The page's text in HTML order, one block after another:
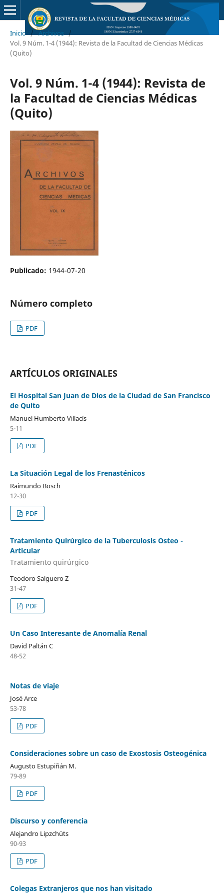
Inicio / Archivos /
Vol. 9 Núm. 1-4 (1944): Revista de la Facultad de Ciencias Médicas
(Quito)
Vol. 9 Núm. 1-4 (1944): Revista de
la Facultad de Ciencias Médicas
(Quito)
Publicado: 1944-07-20
Número completo
PDF
ARTÍCULOS ORIGINALES
El Hospital San Juan de Dios de la Ciudad de San Francisco
de Quito
Manuel Humberto Villacís
5-11
PDF
La Situación Legal de los Frenasténicos
Raimundo Bosch
12-30
PDF
Tratamiento Quirúrgico de la Tuberculosis Osteo -
Articular
Tratamiento quirúrgico
Teodoro Salguero Z
31-47
PDF
Un Caso Interesante de Anomalía Renal
David Paltán C
48-52
Notas de viaje
José Arce
53-78
PDF
Consideraciones sobre un caso de Exostosis Osteogénica
Augusto Estupiñán M.
79-89
PDF
Discurso y conferencia
Alejandro Lipzchüts
90-93
PDF
Colegas Extranjeros que nos han visitado